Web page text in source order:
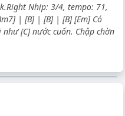
Nhịp: 3/4, tempo: 71,
| [B] | [B] | [B] [Em] Có
[C] nước cuốn. Chập chờn